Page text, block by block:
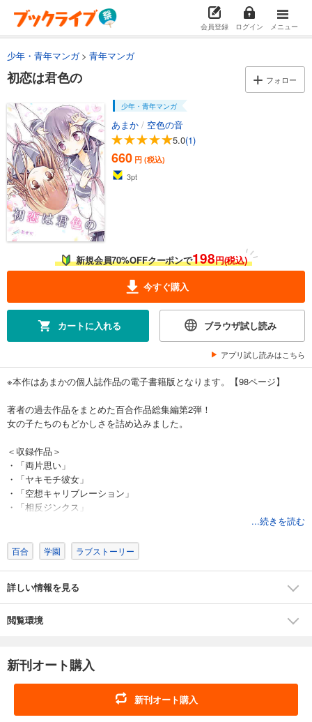
会員登録 ログイン メニュー
少年・青年マンガ 青年マンガ
初恋は君色の フォロー
少年・青年マンガ
あまか / 空色の音
5.0(1)
660 円 (税込)
3pt
新規会員70%OFFクーポンで198円(税込)
今すぐ購入
カートに入れる ブラウザ試し読み
アプリ試し読みはこちら
※本作はあまかの個人誌作品の電子書籍版となります。【98ページ】
著者の過去作品をまとめた百合作品総集編第2弾！
女の子たちのもどかしさを詰め込みました。
＜収録作品＞
・「両片思い」
・「ヤキモチ彼女」
・「空想キャリブレーション」
・「相反ジンクス」
...続きを読む
百合 学園 ラブストーリー
詳しい情報を見る
閲覧環境
新刊オート購入
新刊オート購入